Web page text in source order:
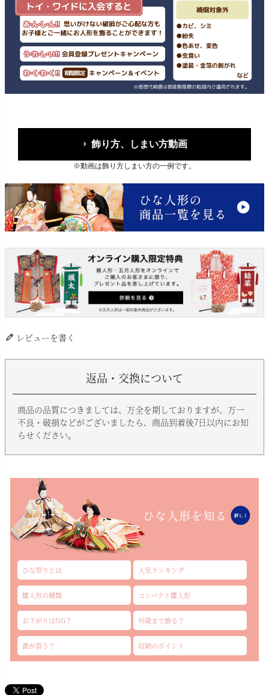
飾り方、しまい方動画
※動画は飾り方しまい方の一例です。
レビューを書く
返品・交換について
商品の品質につきましては、万全を期しておりますが、万一
不良・破損などがございましたら、商品到着後7日以内にお知
らせください。
ひな祭りとは 人気ランキング
雛人形の種類 コンパクト雛人形
お下がりはNG？ 何歳まで飾る？
誰が買う？ 収納のポイント